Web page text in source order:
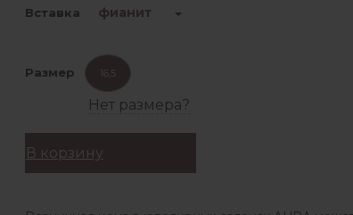
Вставка фианит
Размер 16,5
Нет размера?
В корзину